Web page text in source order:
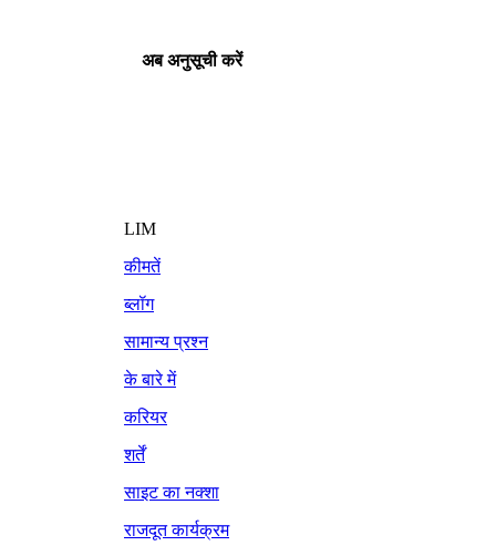
अब अनुसूची करें
LIM
कीमतें
ब्लॉग
सामान्य प्रश्न
के बारे में
करियर
शर्तें
साइट का नक्शा
राजदूत कार्यक्रम